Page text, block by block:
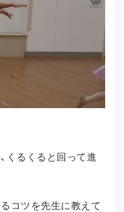
くるくると回って進
コツを先生に教えて